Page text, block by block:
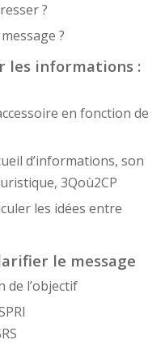
?
?
les informations :
en fonction de
d’informations, son
3Qoù2CP
les idées entre
le message
de l’objectif